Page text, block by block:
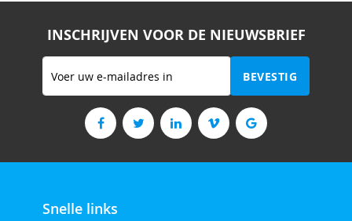
INSCHRIJVEN VOOR DE NIEUWSBRIEF
Abonneer
op
nieuwsbrief
BEVESTIG
Snelle links